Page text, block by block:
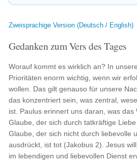
Zweisprachige Version (Deutsch / English)
Gedanken zum Vers des Tages
Worauf kommt es wirklich an? In
Prioritäten enorm wichtig, wenn wir
wollen. Das gilt genauso für unsere
das konzentriert sein, was zentral,
ist. Paulus erinnert uns daran, was das
Glaube, der sich durch tatkräftige
Glaube, der sich nicht durch liebevolle
ausdrückt, ist tot (Jakobus 2). Jesus
im lebendigen und liebevollen Dienst